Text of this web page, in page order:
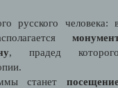
русского человека:
, прадед
станет